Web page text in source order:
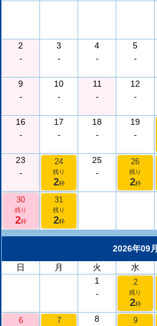
2
-
3
-
4
-
5
-
9
-
10
-
11
-
12
-
16
-
17
-
18
-
19
-
23
-
24
残り
2枠
25
-
26
残り
2枠
30
残り
2枠
31
残り
2枠
2026年09月
日
月 火 水
1
-
2
残り
2枠
6 7
8
9